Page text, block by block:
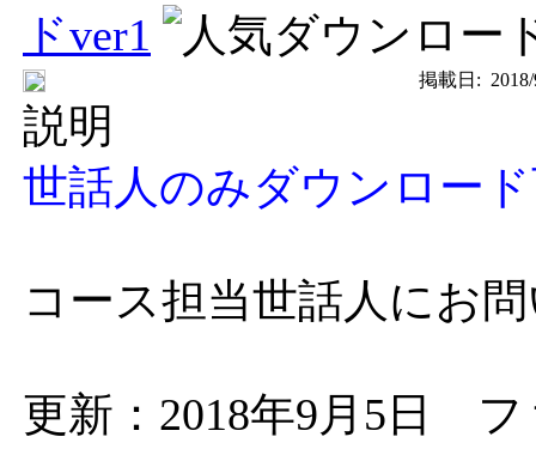
ドver1
掲載日:
説明
世話人のみダウンロー
コース担当世話人にお
更新：2018年9月5日